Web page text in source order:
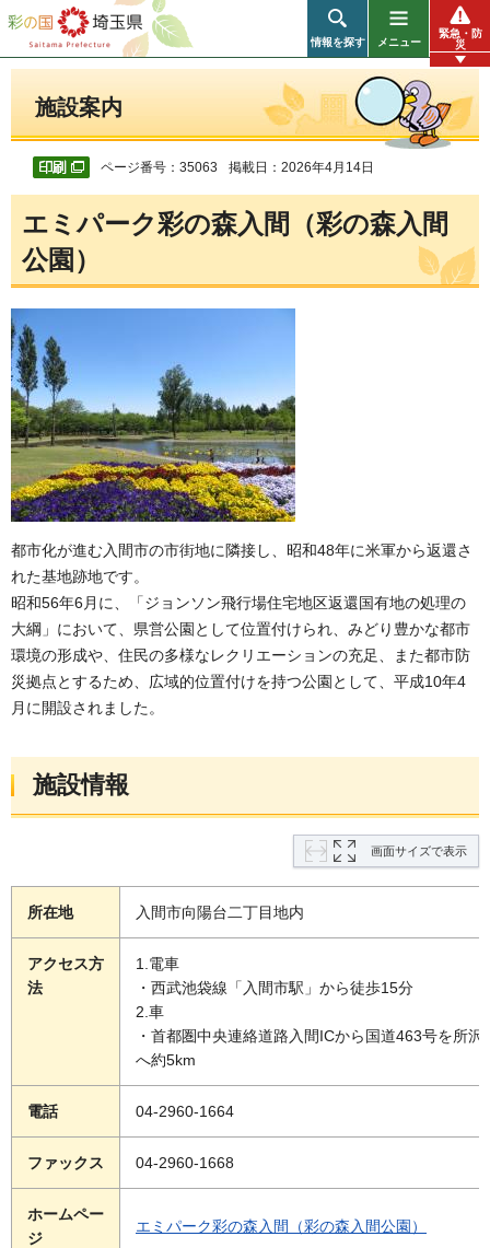
彩の国 埼玉県
情報を探す メニュー
緊急・防
災
施設案内
ページ番号：35063 掲載日：2026年4月14日
エミパーク彩の森入間（彩の森入間
公園）
都市化が進む入間市の市街地に隣接し、昭和48年に米軍から返還さ
れた基地跡地です。
昭和56年6月に、「ジョンソン飛行場住宅地区返還国有地の処理の
大綱」において、県営公園として位置付けられ、みどり豊かな都市
環境の形成や、住民の多様なレクリエーションの充足、また都市防
災拠点とするため、広域的位置付けを持つ公園として、平成10年4
月に開設されました。
施設情報
画面サイズで表示
所在地 入間市向陽台二丁目地内
アクセス方
法
1.電車
・西武池袋線「入間市駅」から徒歩15分
2.車
・首都圏中央連絡道路入間ICから国道463号を所沢
へ約5km
電話 04-2960-1664
ファックス 04-2960-1668
ホームペー
ジ
エミパーク彩の森入間（彩の森入間公園）